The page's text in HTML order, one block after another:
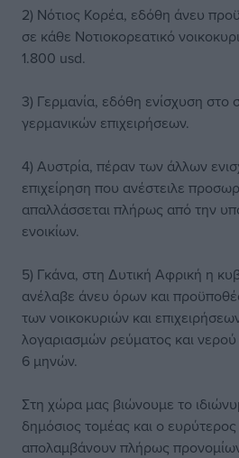
2) Νότιος Κορέα, εδόθη άνευ
σε κάθε Νοτιοκορεατικό
1.800 usd.
3) Γερμανία, εδόθη ενίσχυση στο
γερμανικών επιχειρήσεων.
4) Αυστρία, πέραν των άλλων
επιχείρηση που ανέστειλε
απαλλάσσεται πλήρως από την
ενοικίων.
5) Γκάνα, στη Δυτική Αφρική η
ανέλαβε άνευ όρων και
των νοικοκυριών και
λογαριασμών ρεύματος και νερού
6 μηνών.
Στη χώρα μας βιώνουμε το
δημόσιος τομέας και ο
απολαμβάνουν πλήρως